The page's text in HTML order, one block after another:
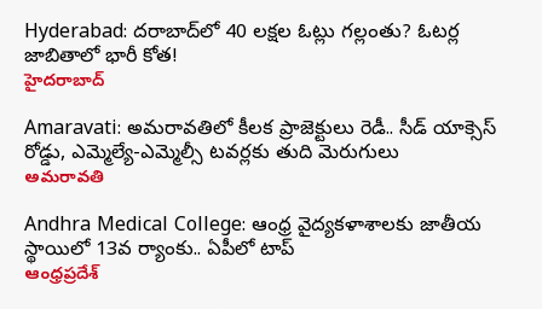
Hyderabad: హైదరాబాద్‌లో 40 లక్షల ఓట్లు గల్లంతు? ఓటర్ల
జాబితాలో భారీ కోత!
హైదరాబాద్
Amaravati: అమరావతిలో కీలక ప్రాజెక్టులు రెడీ.. సీడ్‌ యాక్సెస్‌
రోడ్డు, ఎమ్మెల్యే-ఎమ్మెల్సీ టవర్లకు తుది మెరుగులు
అమరావతి
Andhra Medical College: ఆంధ్ర వైద్యకళాశాలకు జాతీయ
స్థాయిలో 13వ ర్యాంకు.. ఏపీలో టాప్
ఆంధ్రప్రదేశ్